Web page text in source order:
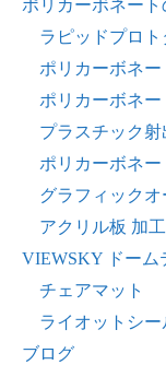
ポリカーボネート
ラピッドプロ
ポリカーボネ
ポリカーボネー
プラスチック射
ポリカーボネ
グラフィック
アクリル板 加工
VIEWSKY ドーム
チェアマット
ライオットシー
ブログ